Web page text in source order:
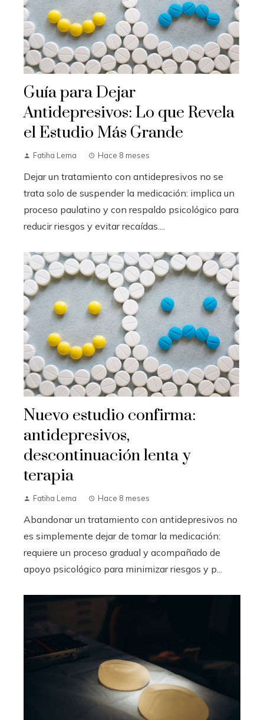
Guía para Dejar
Antidepresivos: Lo que Revela
el Estudio Más Grande
Fatiha Lema Hace 8 meses
Dejar un tratamiento con antidepresivos no se
trata solo de suspender la medicación: implica un
proceso paulatino y con respaldo psicológico para
reducir riesgos y evitar recaídas....
Nuevo estudio confirma:
antidepresivos,
descontinuación lenta y
terapia
Fatiha Lema Hace 8 meses
Abandonar un tratamiento con antidepresivos no
es simplemente dejar de tomar la medicación:
requiere un proceso gradual y acompañado de
apoyo psicológico para minimizar riesgos y p...